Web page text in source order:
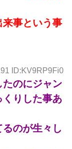
来事という事
ID:KV9RP9Fi0
のにジャン
りした事あ
のが生々し